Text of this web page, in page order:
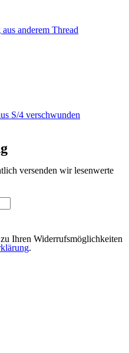
anderem Thread
S/4 verschwunden
versenden wir lesenwerte
Ihren Widerrufsmöglichkeiten
.